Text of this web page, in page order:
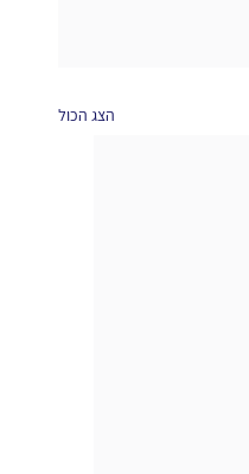
הצג הכול